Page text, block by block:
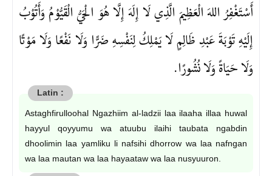
أَسْتَغْفِرُ اللهَ الْعَظِيمَ الَّذِي لَا إِلَهَ إِلَّا هُوَ الْحَيُّ الْقَيُّوْمُ وَأَتُوْبُ
إِلَيْهِ تَوْبَةَ عَبْدِ ظَالِمٍ لَا يَمْلِكُ لِنَفْسِهِ ضَرًّا وَلَا نَفْعًا وَلَا مَوْتًا
وَلَا حَيَاةً وَلَا نُشُورًا.
Astaghfirulloohal Ngazhiim al-ladzii laa ilaaha illaa huwal
hayyul qoyyumu wa atuubu ilaihi taubata ngabdin
dhoolimin laa yamliku li nafsihi dhorrow wa laa nafngan
wa laa mautan wa laa hayaataw wa laa nusyuuron.